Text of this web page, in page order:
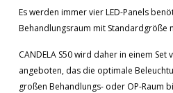
Es werden immer vier LED-Panels
Behandlungsraum mit Standardgröße
CANDELA S50 wird daher in einem
angeboten, das die optimale
großen Behandlungs- oder OP-Raum